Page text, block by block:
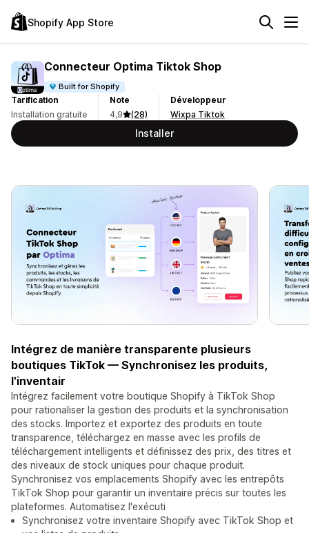
Shopify App Store
Connecteur Optima Tiktok Shop
Built for Shopify
Tarification
Installation gratuite
Note
4,9
(28)
Développeur
Wixpa Tiktok
Installer
Intégrez de manière transparente plusieurs
boutiques TikTok — Synchronisez les produits,
l'inventair
Intégrez facilement votre boutique Shopify à TikTok Shop
pour rationaliser la gestion des produits et la synchronisation
des stocks. Importez et exportez des produits en toute
transparence, téléchargez en masse avec les profils de
téléchargement intelligents et définissez des prix, des titres et
des niveaux de stock uniques pour chaque produit.
Synchronisez vos emplacements Shopify avec les entrepôts
TikTok Shop pour garantir un inventaire précis sur toutes les
plateformes. Automatisez l'exécuti
Synchronisez votre inventaire Shopify avec TikTok Shop et